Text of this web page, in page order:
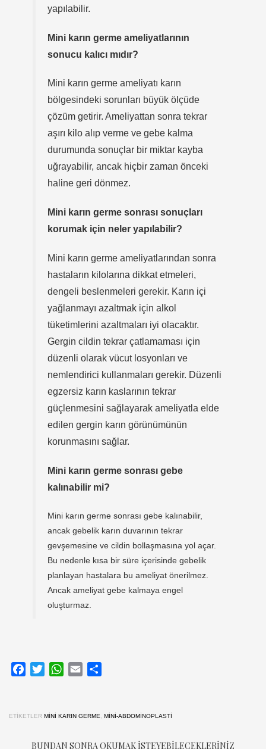
yapılabilir.
Mini karın germe ameliyatlarının
sonucu kalıcı mıdır?
Mini karın germe ameliyatı karın
bölgesindeki sorunları büyük ölçüde
çözüm getirir. Ameliyattan sonra tekrar
aşırı kilo alıp verme ve gebe kalma
durumunda sonuçlar bir miktar kayba
uğrayabilir, ancak hiçbir zaman önceki
haline geri dönmez.
Mini karın germe sonrası sonuçları
korumak için neler yapılabilir?
Mini karın germe ameliyatlarından sonra
hastaların kilolarına dikkat etmeleri,
dengeli beslenmeleri gerekir. Karın içi
yağlanmayı azaltmak için alkol
tüketimlerini azaltmaları iyi olacaktır.
Gergin cildin tekrar çatlamaması için
düzenli olarak vücut losyonları ve
nemlendirici kullanmaları gerekir. Düzenli
egzersiz karın kaslarının tekrar
güçlenmesini sağlayarak ameliyatla elde
edilen gergin karın görünümünün
korunmasını sağlar.
Mini karın germe sonrası gebe
kalınabilir mi?
Mini karın germe sonrası gebe kalınabilir,
ancak gebelik karın duvarının tekrar
gevşemesine ve cildin bollaşmasına yol açar.
Bu nedenle kısa bir süre içerisinde gebelik
planlayan hastalara bu ameliyat önerilmez.
Ancak ameliyat gebe kalmaya engel
oluşturmaz.
Facebook
TwitterWhatsApp
Email
ETIKETLER MINI KARIN GERME, MINI-ABDOMINOPLASTI
BUNDAN SONRA OKUMAK ISTEYEBILECEKLERINIZ